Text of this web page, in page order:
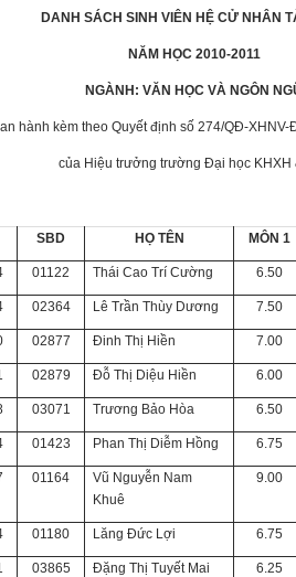
DANH SÁCH SINH VIÊN HỆ CỬ NHÂN
NĂM HỌC 2010-2011
NGÀNH: VĂN HỌC VÀ NGÔN
hành kèm theo Quyết định số 274/QĐ-XHNV-
của Hiệu trưởng trường Đại học KHXH
SBD HỌ TÊN MÔN 1
01122 Thái Cao Trí Cường 6.50
02364 Lê Trần Thùy Dương 7.50
02877 Đinh Thị Hiền 7.00
02879 Đỗ Thị Diệu Hiền 6.00
03071 Trương Bảo Hòa 6.50
01423 Phan Thị Diễm Hồng 6.75
01164
Vũ Nguyễn Nam
Khuê
9.00
01180 Lăng Đức Lợi 6.75
03865 Đặng Thị Tuyết Mai 6.25